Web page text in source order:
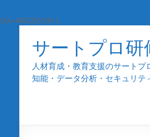
UA-44035539-1
サートプロ研
人材育成・教育支援のサート
知能・データ分析・セキュリ